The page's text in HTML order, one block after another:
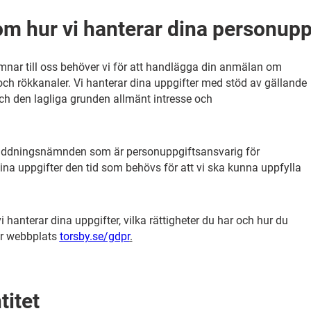
hur vi hanterar dina
till oss behöver vi för att handlägga din anmälan om
rökkanaler. Vi hanterar dina uppgifter med stöd av gällande
den lagliga grunden allmänt intresse och
som är personuppgiftsansvarig för
uppgifter den tid som behövs för att vi ska kunna uppfylla
dina uppgifter, vilka rättigheter du har och hur du
webbplats torsby.se/gdpr.